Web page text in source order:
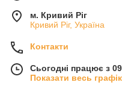
м. Кривий Ріг
Кривий Ріг, Україна
Контакти
Сьогодні працює з
Показати весь